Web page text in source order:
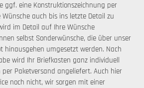
ggf. eine Konstruktionszeichnung per
Wünsche auch bis ins letzte Detail zu
im Detail auf Ihre Wünsche
selbst Sonderwünsche, die über unser
hinausgehen umgesetzt werden. Nach
wird Ihr Briefkasten ganz individuell
Paketversand angeliefert. Auch hier
noch nicht, wir sorgen mit einer